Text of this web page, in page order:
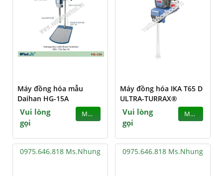
Máy đồng hóa mẫu
Daihan HG-15A
Vui lòng
gọi
MUA
Máy đồng hóa IKA T65 D
ULTRA-TURRAX®
Vui lòng
gọi
MUA
0975.646.818 Ms.Nhung 0975.646.818 Ms.Nhung